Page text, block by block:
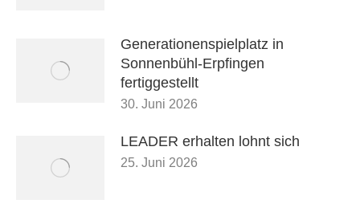
Generationenspielplatz in
Sonnenbühl-Erpfingen
fertiggestellt
30. Juni 2026
LEADER erhalten lohnt sich
25. Juni 2026